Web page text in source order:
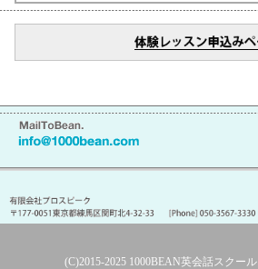
(C)2015-2025 1000BEAN英会話スクール